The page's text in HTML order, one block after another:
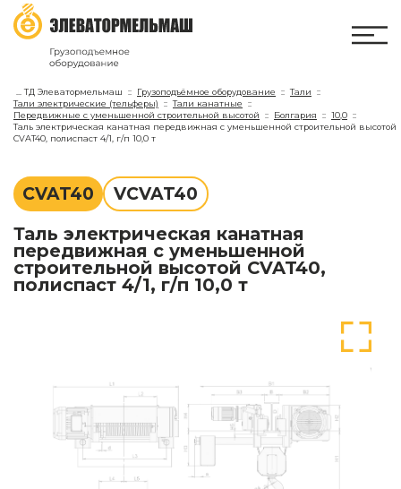
...ТД Элеватормельмаш Грузоподъёмное оборудование
Тали
Тали электрические (тельферы)
Тали канатные
Передвижные с уменьшенной строительной высотой
Болгария
10,0
Таль электрическая канатная передвижная с уменьшенной строительной высотой
CVAT40, полиспаст 4/1, г/п 10,0 т
CVAT40 VCVAT40
Таль электрическая канатная
передвижная с уменьшенной
строительной высотой CVAT40,
полиспаст 4/1, г/п 10,0 т